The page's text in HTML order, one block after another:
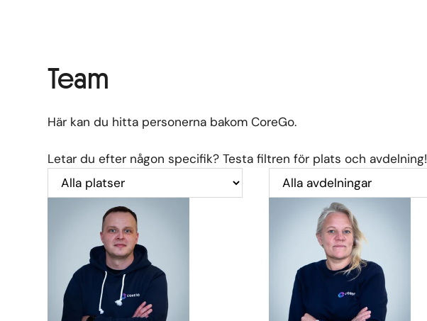
Team
Här kan du hitta personerna bakom CoreGo.
Letar du efter någon specifik? Testa filtren för plats och avdelning!